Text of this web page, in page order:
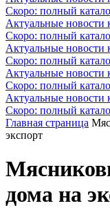
Скоро: полный
Актуальные новости
Скоро: полный
Актуальные новости
Скоро: полный
Актуальные новости
Скоро: полный
Актуальные новости
Скоро: полный
Главная страница
экспорт
дома на